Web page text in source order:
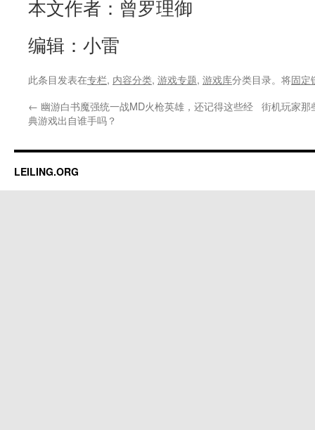
本文作者：曾罗理御
编辑：小雷
此条目发表在专栏, 内容分类, 游戏专题, 游戏库分类目录。将固定
← 幽游白书魔强统一战MD火枪英雄，还记得这些经
典游戏出自谁手吗？
街机玩家那
LEILING.ORG